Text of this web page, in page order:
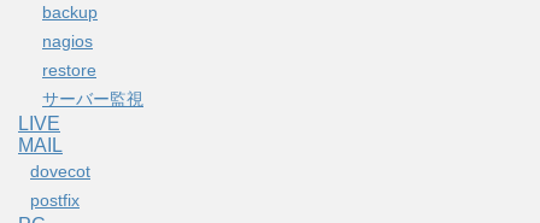
backup
nagios
restore
サーバー監視
LIVE
MAIL
dovecot
postfix